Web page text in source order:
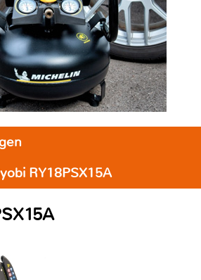
RY18PSX15A